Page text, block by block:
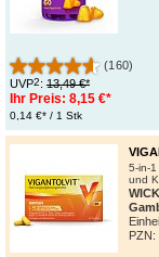
(160)
UVP2: 13,49 €*
Ihr Preis: 8,15 €*
0,14 €* / 1 Stk
5-in-
und
PZN :